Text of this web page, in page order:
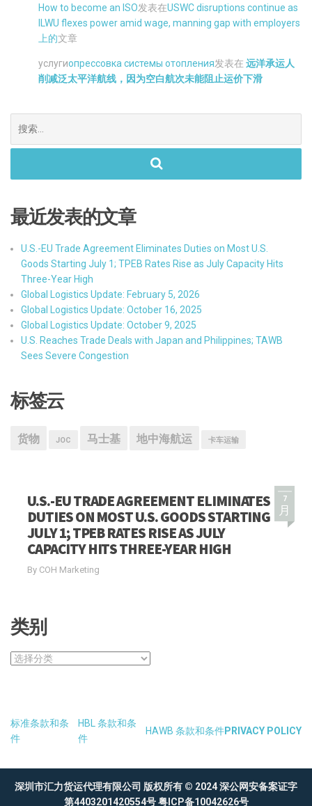
How to become an ISO发表在USWC disruptions continue as
ILWU flexes power amid wage, manning gap with employers
上的文章
услугиопрессовка системы отопления发表在 远洋承运人
削减泛太平洋航线，因为空白航次未能阻止运价下滑
索。
最近发表的文章
U.S.-EU Trade Agreement Eliminates Duties on Most U.S.
Goods Starting July 1; TPEB Rates Rise as July Capacity Hits
Three-Year High
Global Logistics Update: February 5, 2026
Global Logistics Update: October 16, 2025
Global Logistics Update: October 9, 2025
U.S. Reaches Trade Deals with Japan and Philippines; TAWB
Sees Severe Congestion
标签云
货物 JOC 马士基 地中海航运 卡车运输
7
月
U.S.-EU TRADE AGREEMENT ELIMINATES
DUTIES ON MOST U.S. GOODS STARTING
JULY 1; TPEB RATES RISE AS JULY
CAPACITY HITS THREE-YEAR HIGH
By COH Marketing
类别
类
标准条款和条
件
HBL 条款和条
件
HAWB 条款和条件PRIVACY POLICY
深圳市汇力货运代理有限公司 版权所有 © 2024深公网安备案证字
第4403201420554号 粤ICP备10042626号